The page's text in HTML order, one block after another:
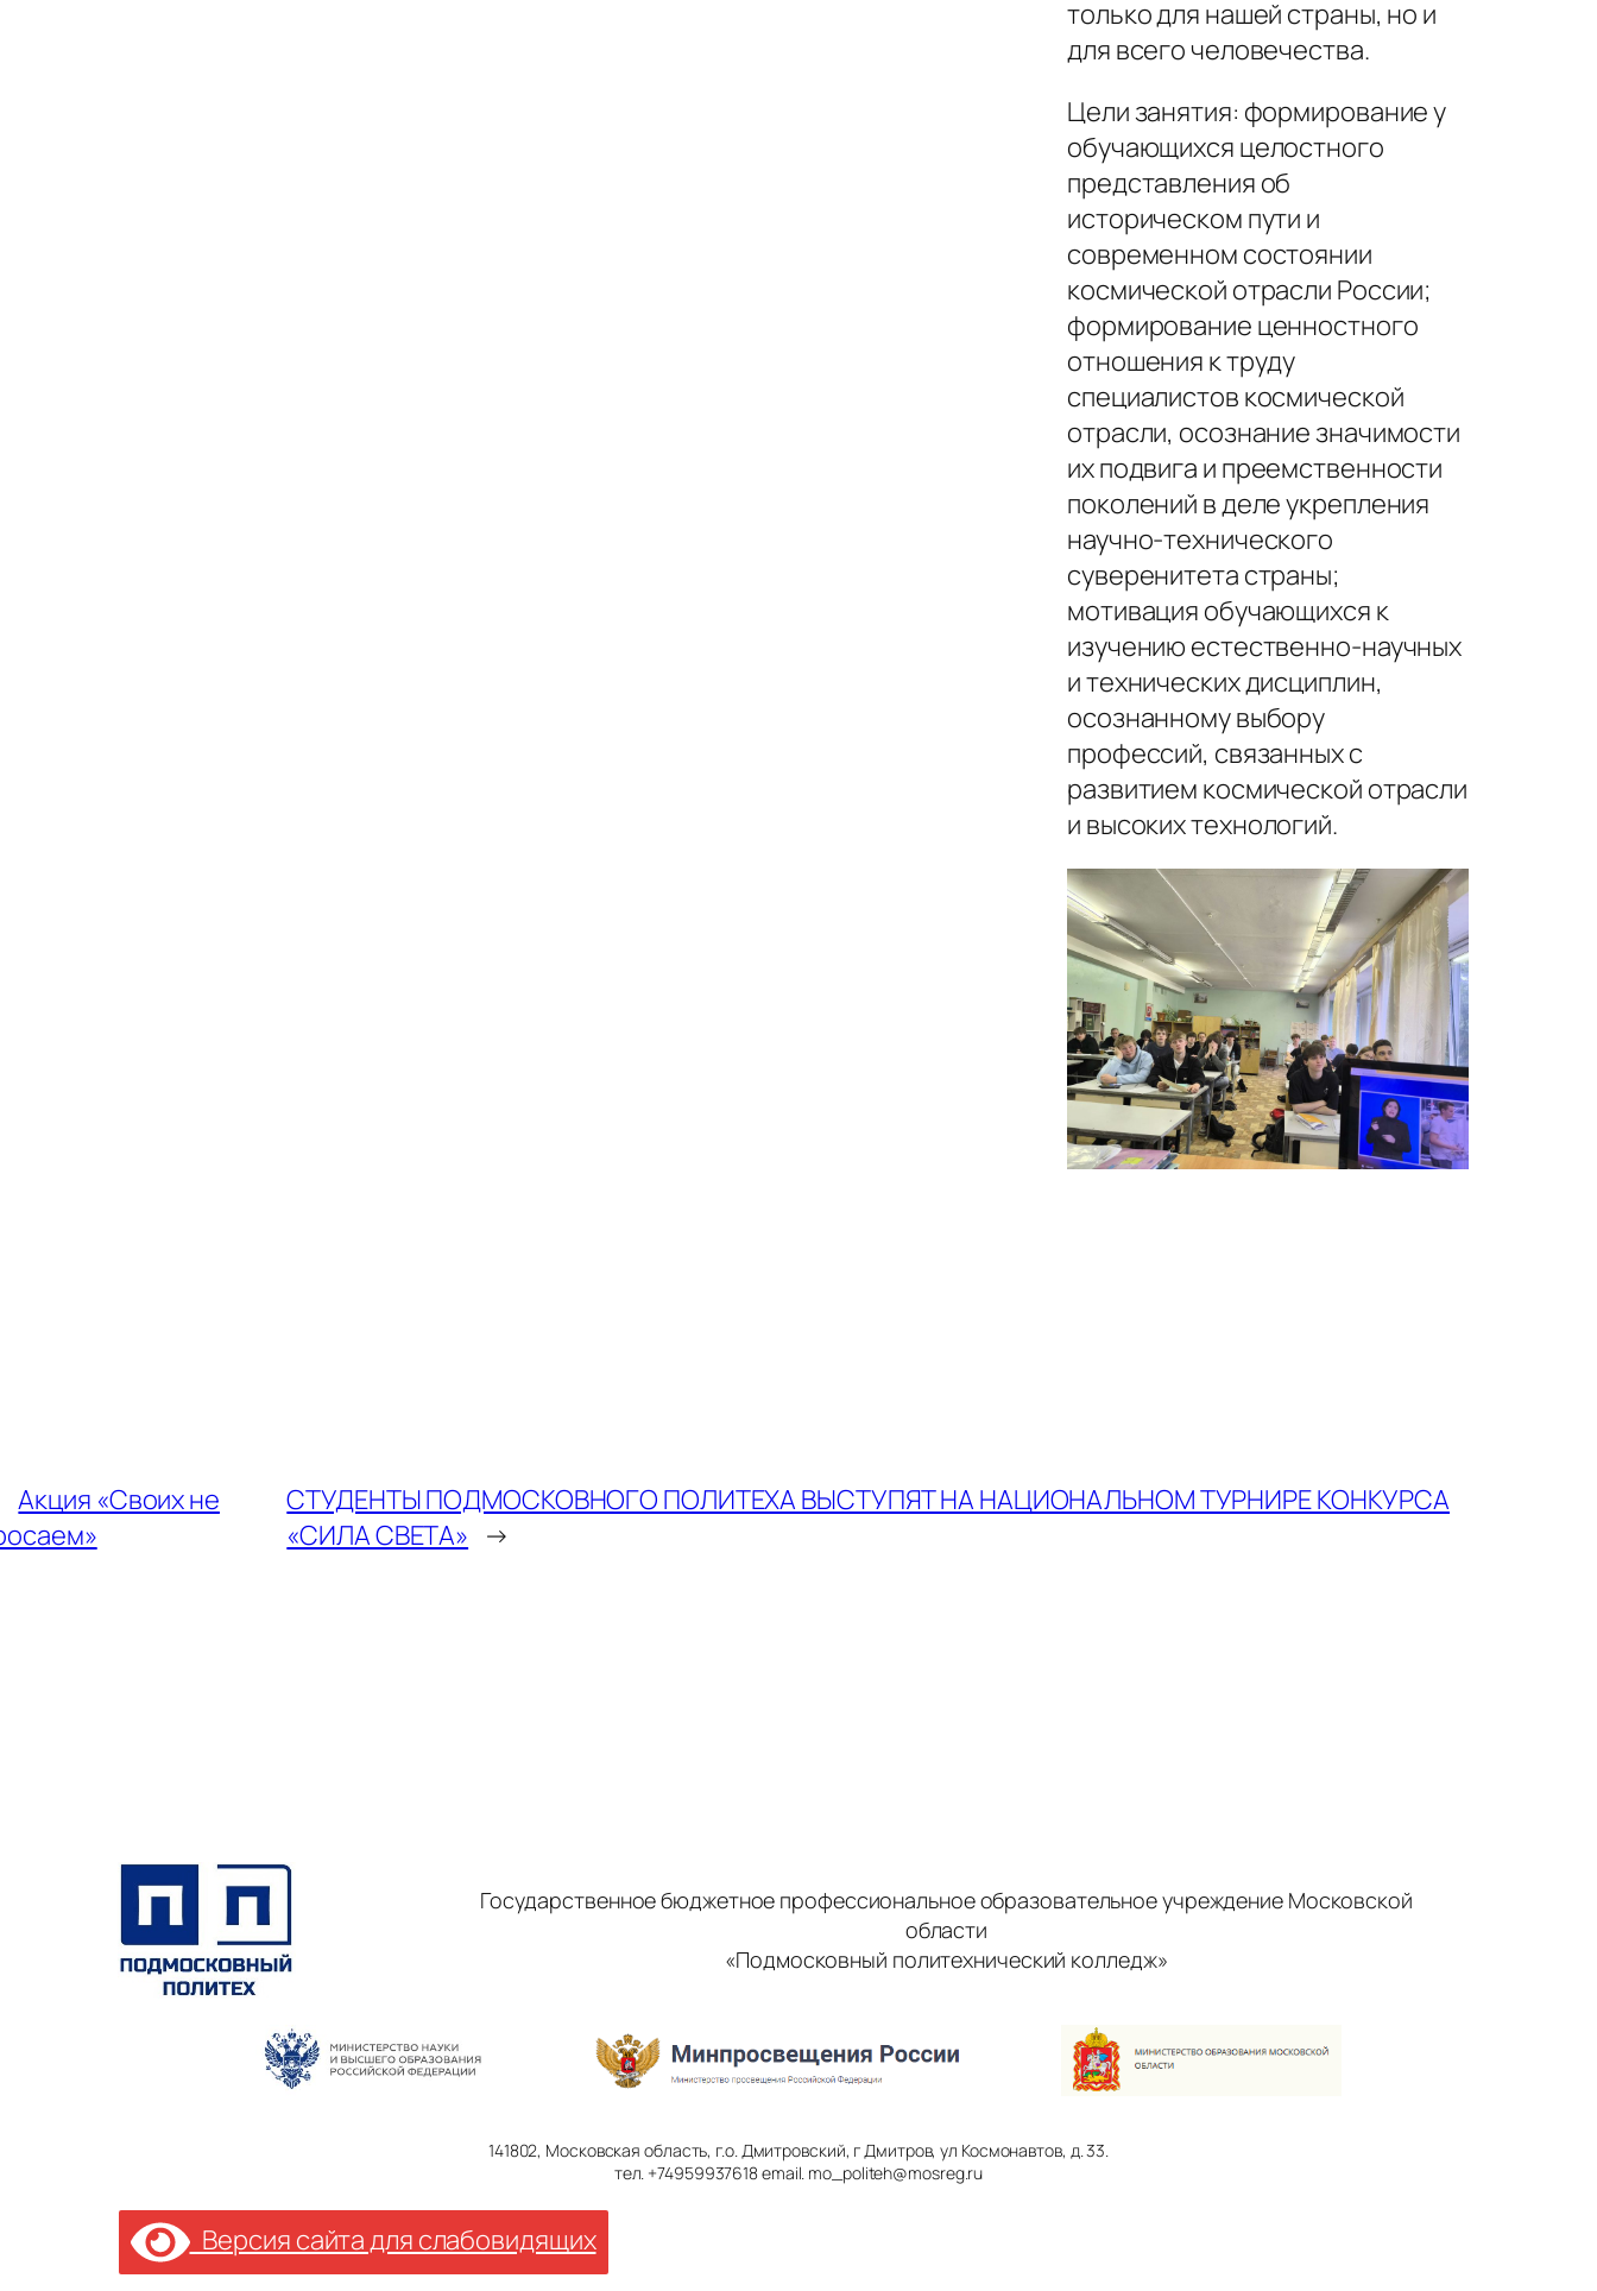
только для нашей страны, но и
для всего человечества.
Цели занятия: формирование у
обучающихся целостного
представления об
историческом пути и
современном состоянии
космической отрасли России;
формирование ценностного
отношения к труду
специалистов космической
отрасли, осознание значимости
их подвига и преемственности
поколений в деле укрепления
научно-технического
суверенитета страны;
мотивация обучающихся к
изучению естественно-научных
и технических дисциплин,
осознанному выбору
профессий, связанных с
развитием космической отрасли
и высоких технологий.
Акция «Своих не
СТУДЕНТЫ ПОДМОСКОВНОГО ПОЛИТЕХА ВЫСТУПЯТ НА НАЦИОНАЛЬНОМ ТУРНИРЕ КОНКУРСА
«СИЛА СВЕТА» →
Государственное бюджетное профессиональное образовательное учреждение Московской
области
«Подмосковный политехнический колледж»
141802, Московская область, г.о. Дмитровский, г Дмитров, ул Космонавтов, д. 33.
тел. +74959937618 email. mo_politeh@mosreg.ru
Версия сайта для слабовидящих